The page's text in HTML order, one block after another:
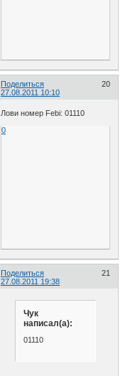
Поделиться
20
27.08.2011 10:10
Лови номер Febi: 01110
0
Поделиться
21
27.08.2011 19:38
Чук
написал(а):
01110